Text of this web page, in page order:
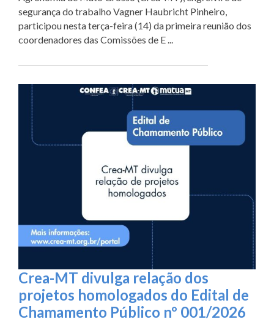
segurança do trabalho Vagner Haubricht Pinheiro,
participou nesta terça-feira (14) da primeira reunião dos
coordenadores das Comissões de E ...
Crea-MT divulga relação dos
projetos homologados do Edital de
Chamamento Público nº 001/2026